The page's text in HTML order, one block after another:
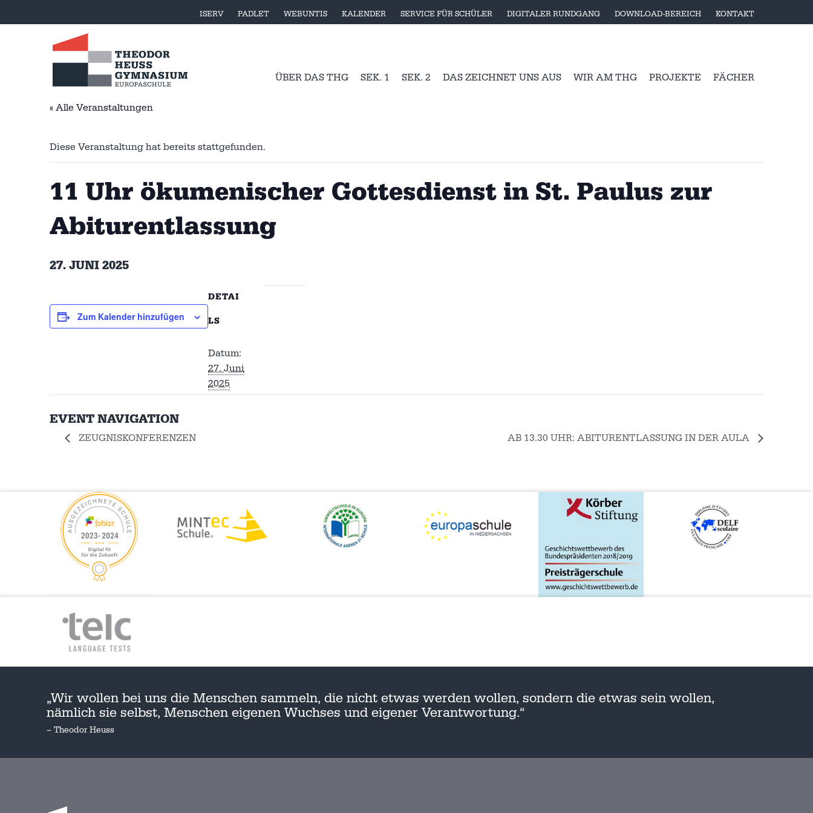
ISERV PADLET WEBUNTIS KALENDER SERVICE FÜR SCHÜLER DIGITALER RUNDGANG DOWNLOAD-BEREICH KONTAKT
ÜBER DAS THG SEK. 1 SEK. 2 DAS ZEICHNET UNS AUS WIR AM THG PROJEKTE FÄCHER
« Alle Veranstaltungen
Diese Veranstaltung hat bereits stattgefunden.
11 Uhr ökumenischer Gottesdienst in St. Paulus zur
Abiturentlassung
27. JUNI 2025
Zum Kalender hinzufügen
DETAI
LS
Datum:
27. Juni
2025
EVENT NAVIGATION
ZEUGNISKONFERENZEN AB 13.30 UHR: ABITURENTLASSUNG IN DER AULA
„Wir wollen bei uns die Menschen sammeln, die nicht etwas werden wollen, sondern die etwas sein wollen,
nämlich sie selbst, Menschen eigenen Wuchses und eigener Verantwortung.“
– Theodor Heuss